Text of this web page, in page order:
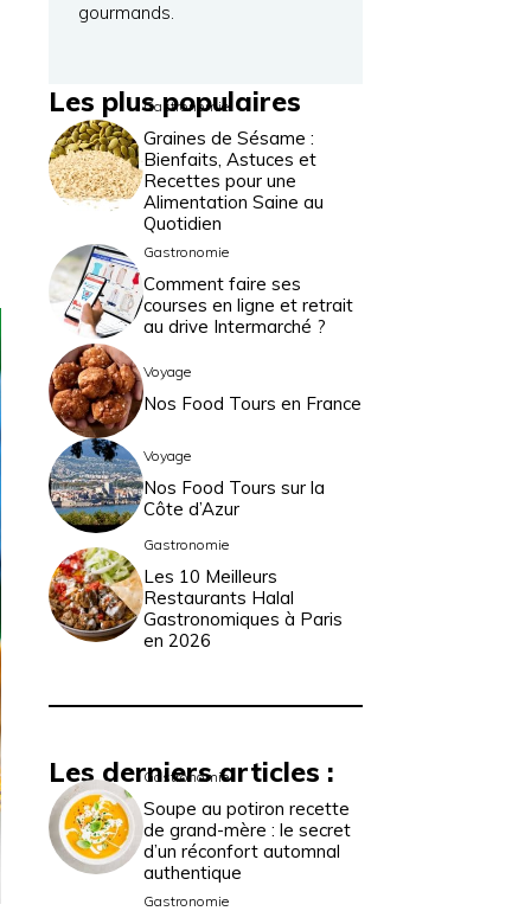
gourmands.
Les plus populaires
Gastronomie
Graines de Sésame :
Bienfaits, Astuces et
Recettes pour une
Alimentation Saine au
Quotidien
Gastronomie
Comment faire ses
courses en ligne et retrait
au drive Intermarché ?
Voyage
Nos Food Tours en France
Voyage
Nos Food Tours sur la
Côte d’Azur
Gastronomie
Les 10 Meilleurs
Restaurants Halal
Gastronomiques à Paris
en 2026
Les derniers articles :
Gastronomie
Soupe au potiron recette
de grand-mère : le secret
d’un réconfort automnal
authentique
Gastronomie